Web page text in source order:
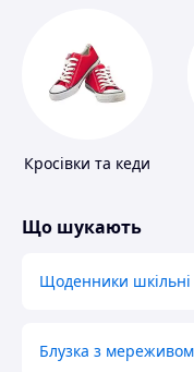
Кросівки та кеди
Що шукають
Щоденники шкільні
Блузка з